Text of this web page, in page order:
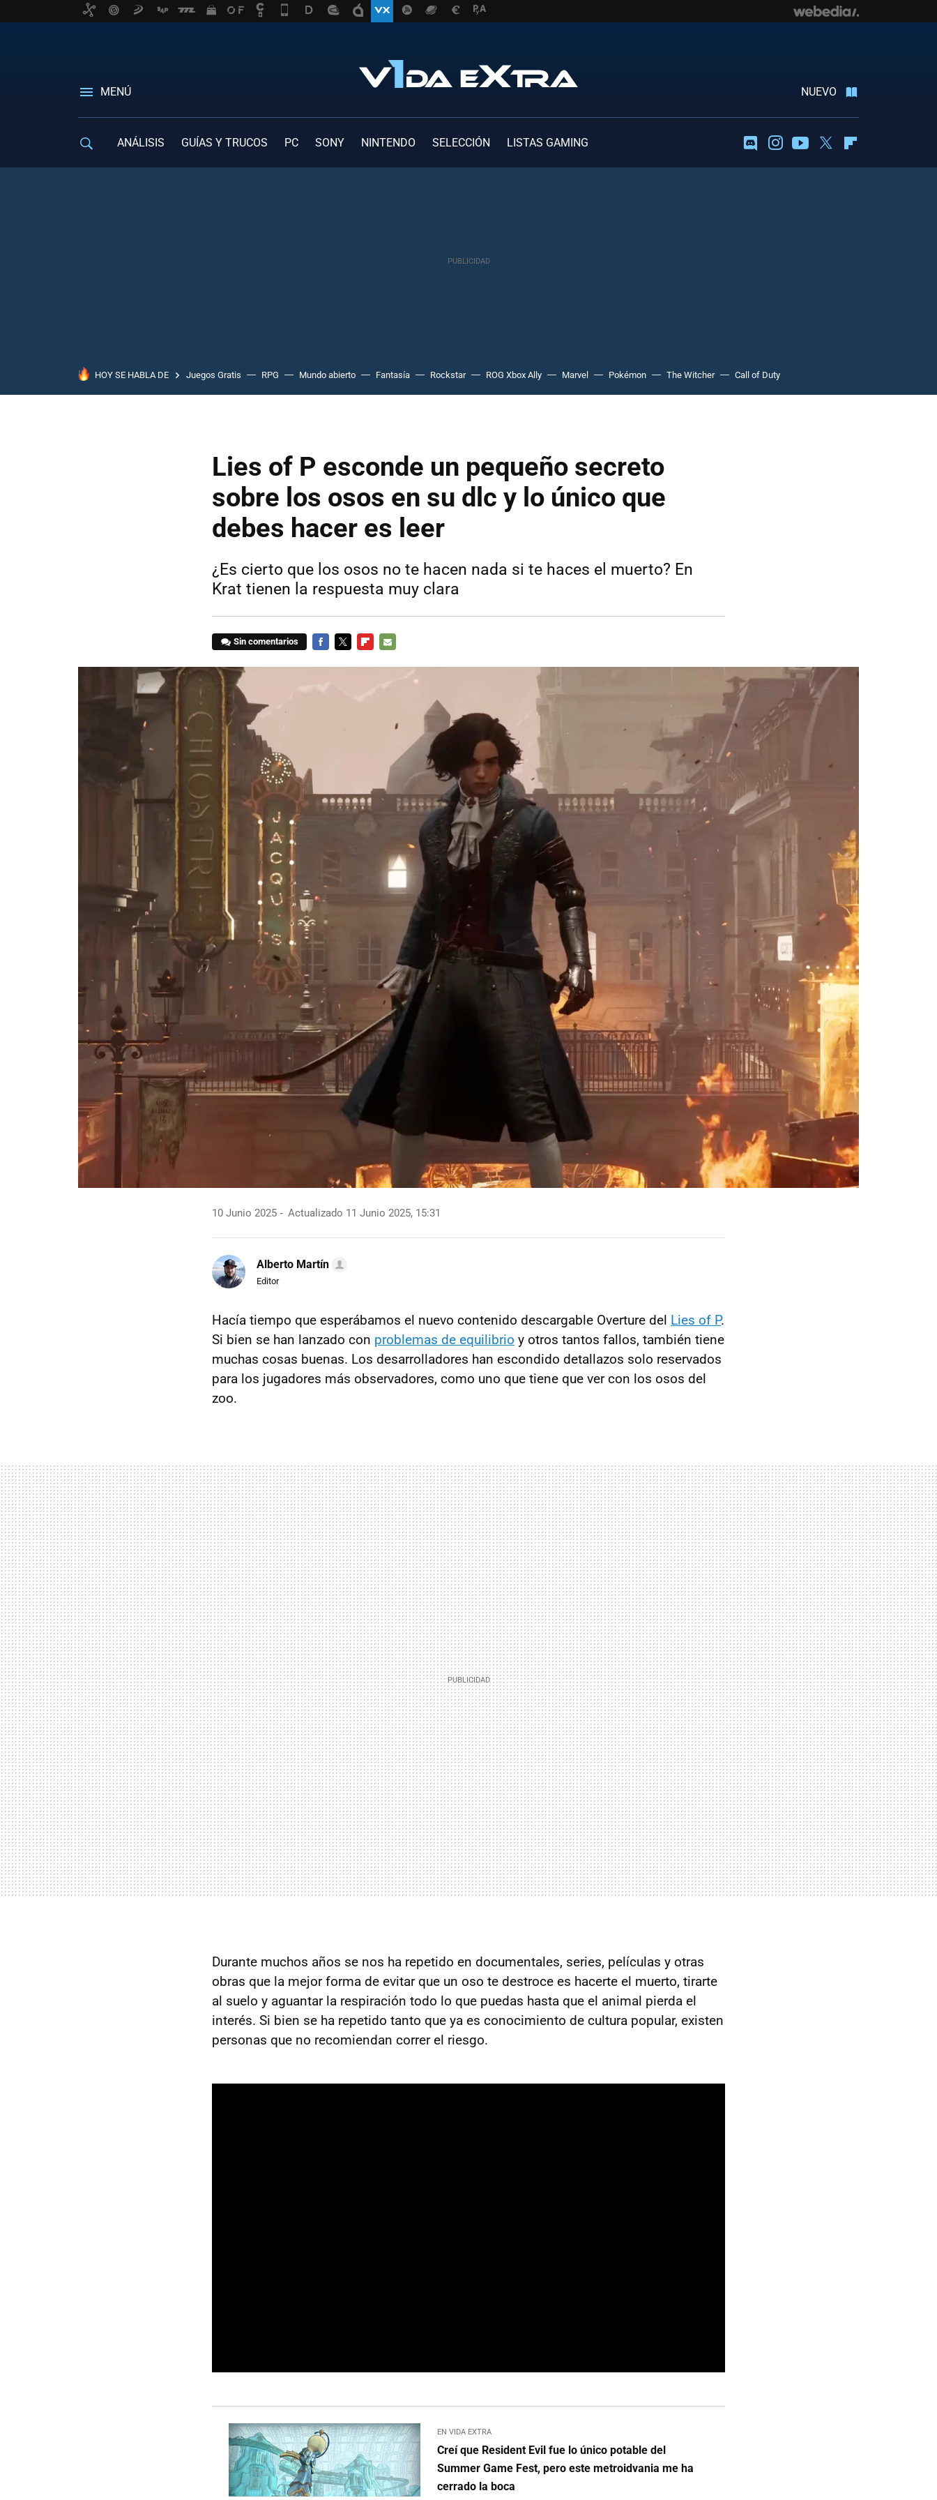
MENÚ NUEVO
ANÁLISIS GUÍAS Y TRUCOS PC SONY NINTENDO SELECCIÓN LISTAS GAMING DiscordInstagramYoutubeTwitter
HOY SE HABLA DE Juegos Gratis RPG Mundo abierto Fantasía Rockstar ROG Xbox Ally Marvel Pokémon The Witcher Call of Duty
Lies of P esconde un pequeño secreto
sobre los osos en su dlc y lo único que
debes hacer es leer
¿Es cierto que los osos no te hacen nada si te haces el muerto? En
Krat tienen la respuesta muy clara
Sin comentarios
10 Junio 2025 Actualizado 11 Junio 2025, 15:31
Alberto Martín
Editor
Hacía tiempo que esperábamos el nuevo contenido descargable Overture del Lies of P.
Si bien se han lanzado con problemas de equilibrio y otros tantos fallos, también tiene
muchas cosas buenas. Los desarrolladores han escondido detallazos solo reservados
para los jugadores más observadores, como uno que tiene que ver con los osos del
zoo.
Durante muchos años se nos ha repetido en documentales, series, películas y otras
obras que la mejor forma de evitar que un oso te destroce es hacerte el muerto, tirarte
al suelo y aguantar la respiración todo lo que puedas hasta que el animal pierda el
interés. Si bien se ha repetido tanto que ya es conocimiento de cultura popular, existen
personas que no recomiendan correr el riesgo.
EN VIDA EXTRA
Creí que Resident Evil fue lo único potable del
Summer Game Fest, pero este metroidvania me ha
cerrado la boca